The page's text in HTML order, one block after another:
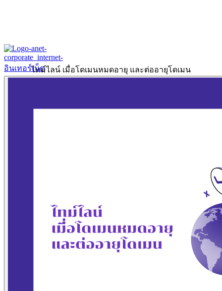
Products & Services
Corporate Internet
Domain Name Registration
Hosting & VPS
SSL Certificate
Document Signing Certificate
ไทม์ไลน์ เมื่อโดเมนหมดอายุ และต่ออายุโดเมน